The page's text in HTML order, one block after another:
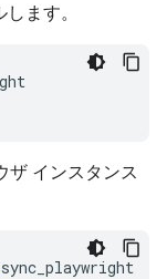
ます。
ザ インスタンス
sync_playwright